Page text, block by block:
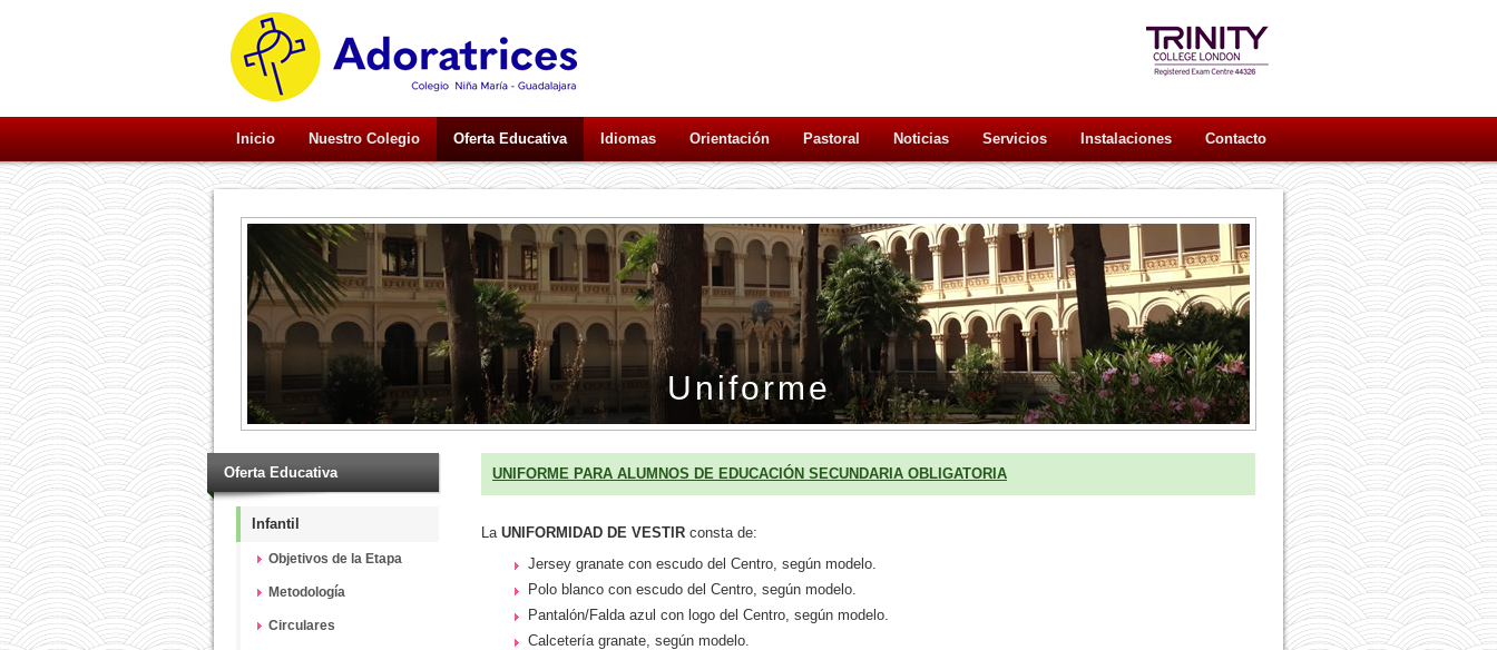
Inicio Nuestro Colegio Oferta Educativa Idiomas Orientación Pastoral Noticias Servicios Instalaciones Contacto
Uniforme
Oferta Educativa
Infantil
Objetivos de la Etapa
Metodología
Circulares
UNIFORME PARA ALUMNOS DE EDUCACIÓN SECUNDARIA OBLIGATORIA
La UNIFORMIDAD DE VESTIR consta de:
Jersey granate con escudo del Centro, según modelo.
Polo blanco con escudo del Centro, según modelo.
Pantalón/Falda azul con logo del Centro, según modelo.
Calcetería granate, según modelo.